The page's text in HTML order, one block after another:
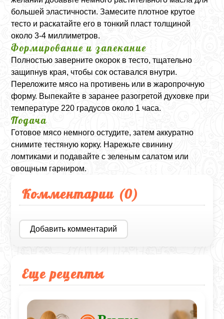
большей эластичности. Замесите плотное крутое
тесто и раскатайте его в тонкий пласт толщиной
около 3-4 миллиметров.
Формирование и запекание
Полностью заверните окорок в тесто, тщательно
защипнув края, чтобы сок оставался внутри.
Переложите мясо на противень или в жаропрочную
форму. Выпекайте в заранее разогретой духовке при
температуре 220 градусов около 1 часа.
Подача
Готовое мясо немного остудите, затем аккуратно
снимите тестяную корку. Нарежьте свинину
ломтиками и подавайте с зеленым салатом или
овощным гарниром.
Комментарии (0)
Добавить комментарий
Еще рецепты